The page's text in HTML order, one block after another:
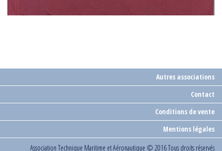
Autres associations
Contact
Conditions de vente
Mentions légales
Association Technique Maritime et Aéronautique © 2016 Tous droits réservés